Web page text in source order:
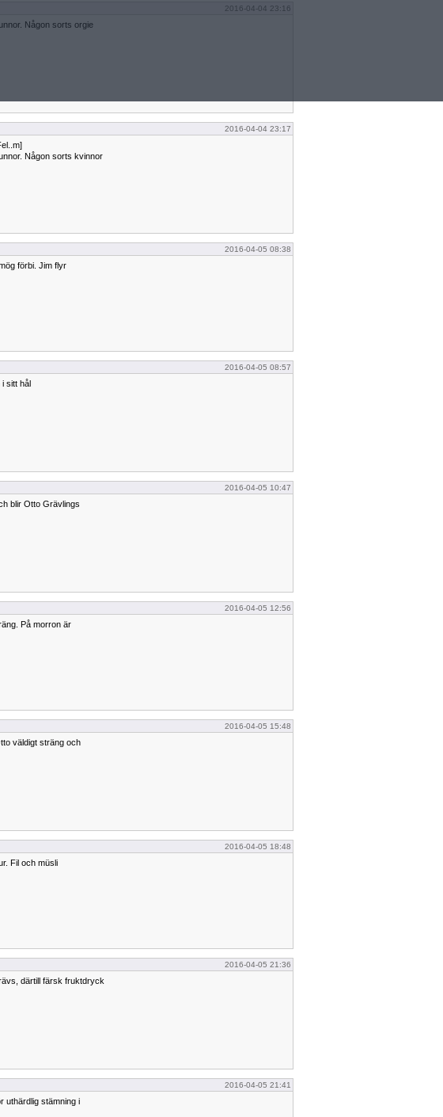
2016-04-04 23:16
Någon sorts orgie
2016-04-04 23:17
Någon sorts kvinnor
2016-04-05 08:38
förbi. Jim flyr
2016-04-05 08:57
i sitt hål
2016-04-05 10:47
blir Otto Grävlings
2016-04-05 12:56
På morron är
2016-04-05 15:48
väldigt sträng och
2016-04-05 18:48
Fil och müsli
2016-04-05 21:36
därtill färsk fruktdryck
2016-04-05 21:41
uthärdlig stämning i